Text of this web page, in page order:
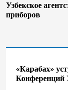
Узбекское
приборов
«Карабах»